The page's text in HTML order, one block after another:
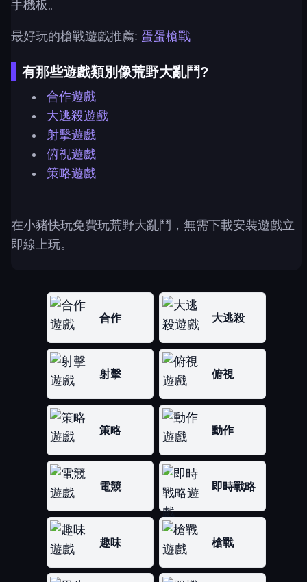
手機板。
最好玩的槍戰遊戲推薦: 蛋蛋槍戰
有那些遊戲類別像荒野大亂鬥?
合作遊戲
大逃殺遊戲
射擊遊戲
俯視遊戲
策略遊戲
在小豬快玩免費玩荒野大亂鬥，無需下載安裝遊戲立
即線上玩。
合作 大逃殺
射擊 俯視
策略 動作
電競 即時戰略
趣味 槍戰